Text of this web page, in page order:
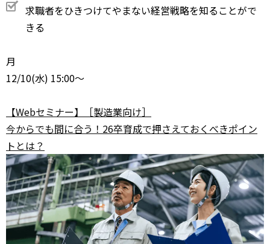
求職者をひきつけてやまない経営戦略を知ることがで
きる
月
12/10(水) 15:00～
【Webセミナー】［製造業向け］
今からでも間に合う！26卒育成で押さえておくべきポイン
トとは？